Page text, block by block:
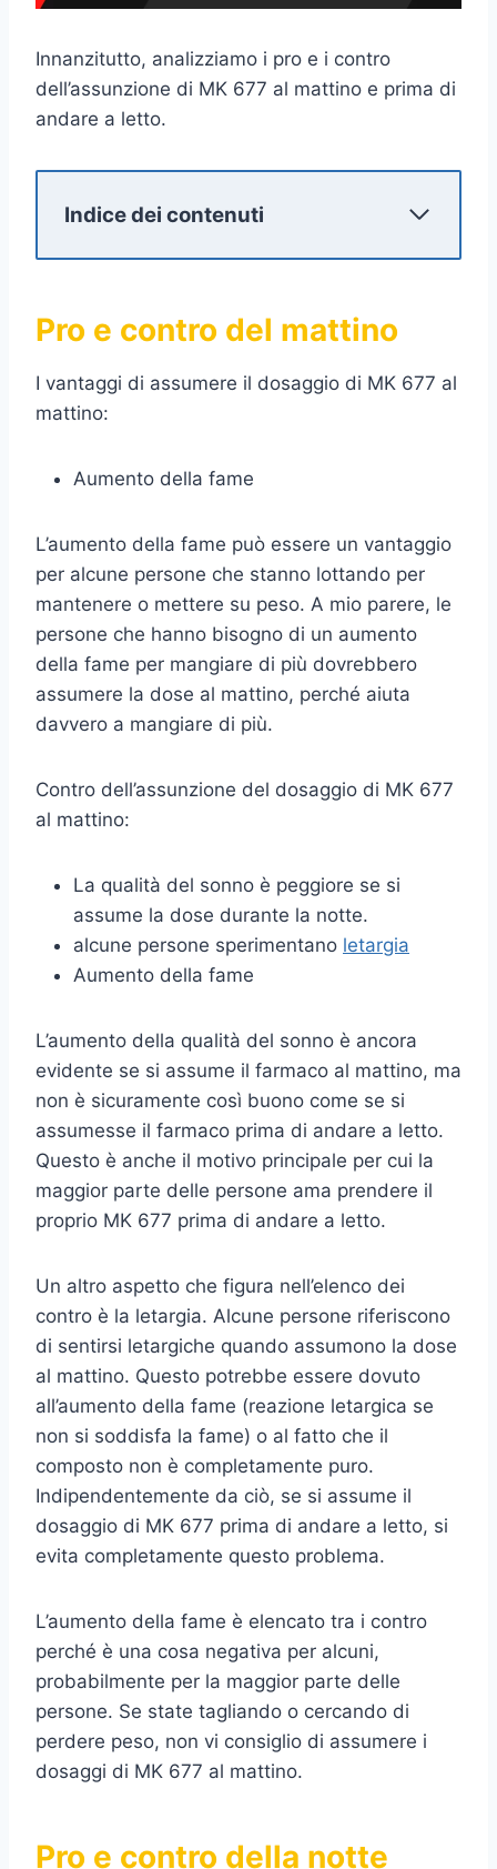
Innanzitutto, analizziamo i pro e i contro
dell’assunzione di MK 677 al mattino e prima di
andare a letto.
Indice dei contenuti
Pro e contro del mattino
I vantaggi di assumere il dosaggio di MK 677 al
mattino:
Aumento della fame
L’aumento della fame può essere un vantaggio
per alcune persone che stanno lottando per
mantenere o mettere su peso. A mio parere, le
persone che hanno bisogno di un aumento
della fame per mangiare di più dovrebbero
assumere la dose al mattino, perché aiuta
davvero a mangiare di più.
Contro dell’assunzione del dosaggio di MK 677
al mattino:
La qualità del sonno è peggiore se si
assume la dose durante la notte.
alcune persone sperimentano letargia
Aumento della fame
L’aumento della qualità del sonno è ancora
evidente se si assume il farmaco al mattino, ma
non è sicuramente così buono come se si
assumesse il farmaco prima di andare a letto.
Questo è anche il motivo principale per cui la
maggior parte delle persone ama prendere il
proprio MK 677 prima di andare a letto.
Un altro aspetto che figura nell’elenco dei
contro è la letargia. Alcune persone riferiscono
di sentirsi letargiche quando assumono la dose
al mattino. Questo potrebbe essere dovuto
all’aumento della fame (reazione letargica se
non si soddisfa la fame) o al fatto che il
composto non è completamente puro.
Indipendentemente da ciò, se si assume il
dosaggio di MK 677 prima di andare a letto, si
evita completamente questo problema.
L’aumento della fame è elencato tra i contro
perché è una cosa negativa per alcuni,
probabilmente per la maggior parte delle
persone. Se state tagliando o cercando di
perdere peso, non vi consiglio di assumere i
dosaggi di MK 677 al mattino.
Pro e contro della notte